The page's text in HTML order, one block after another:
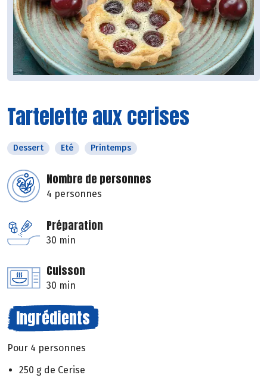
Tartelette aux cerises
Dessert Eté Printemps
Nombre de personnes
4 personnes
Préparation
30 min
Cuisson
30 min
Ingrédients
Pour 4 personnes
250 g de Cerise